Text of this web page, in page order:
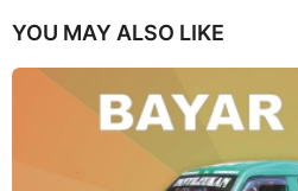
YOU MAY ALSO LIKE